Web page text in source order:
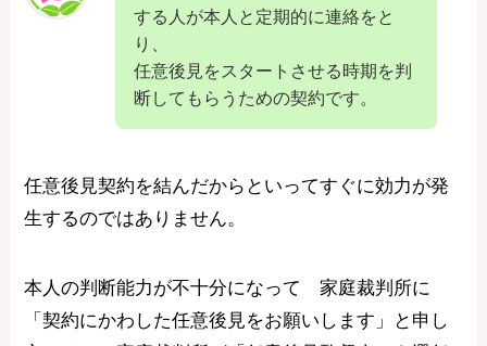
する人が本人と定期的に連絡をと
り、
任意後見をスタートさせる時期を判
断してもらうための契約です。
任意後見契約を結んだからといってすぐに効力が発
生するのではありません。
本人の判断能力が不十分になって 家庭裁判所に
「契約にかわした任意後見をお願いします」と申し